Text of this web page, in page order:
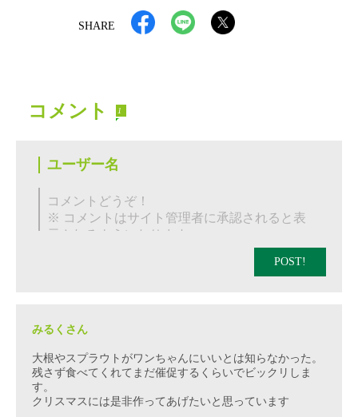
SHARE
コメント 1
POST!
みるくさん
大根やスプラウトがワンちゃんにいいとは知らなかった。
残さず食べてくれてまだ催促するくらいでビックリしま
す。
クリスマスには是非作ってあげたいと思っています